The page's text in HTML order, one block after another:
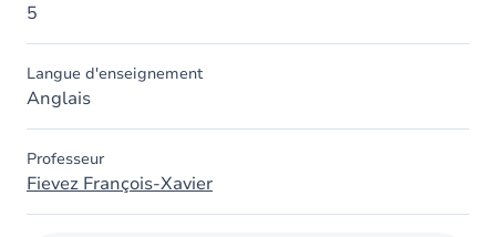
5
Langue d'enseignement
Anglais
Professeur
Fievez François-Xavier